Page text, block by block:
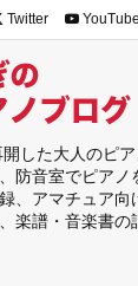
した大人のピ
防音室でピアノ
、アマチュア向
楽譜・音楽書の
Twitter YouTube